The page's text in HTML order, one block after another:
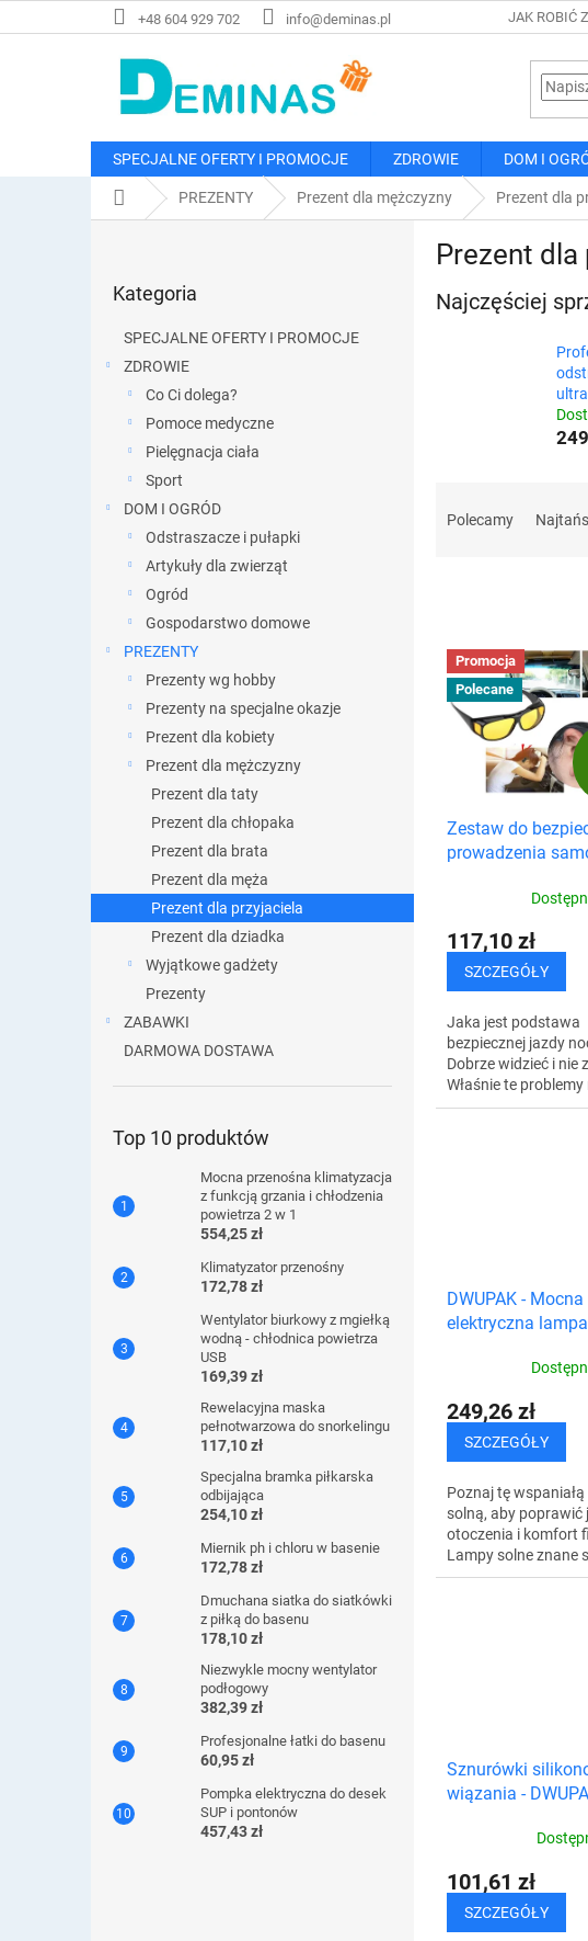
do
+48 604 929 702 info@deminas.pl JAK ROBIĆ
SPECJALNE OFERTY I PROMOCJE ZDROWIE DOM I
Home PREZENTY Prezent dla mężczyzny Prezent dla
kategorie
Kategoria
SPECJALNE OFERTY I PROMOCJE
ZDROWIE
Co Ci dolega?
Pomoce medyczne
Pielęgnacja ciała
Sport
DOM I OGRÓD
Odstraszacze i pułapki
Artykuły dla zwierząt
Ogród
Gospodarstwo domowe
PREZENTY
Prezenty wg hobby
Prezenty na specjalne okazje
Prezent dla kobiety
Prezent dla mężczyzny
Prezent dla taty
Prezent dla chłopaka
Prezent dla brata
Prezent dla męża
Prezent dla przyjaciela
Prezent dla dziadka
Wyjątkowe gadżety
Prezenty
ZABAWKI
DARMOWA DOSTAWA
Top 10 produktów
Mocna przenośna klimatyzacja
z funkcją grzania i chłodzenia
powietrza 2 w 1
554,25 zł
Klimatyzator przenośny
172,78 zł
Wentylator biurkowy z mgiełką
wodną - chłodnica powietrza
USB
169,39 zł
Rewelacyjna maska ​​
pełnotwarzowa do snorkelingu
117,10 zł
Specjalna bramka piłkarska
odbijająca
254,10 zł
Miernik ph i chloru w basenie
172,78 zł
Dmuchana siatka do siatkówki
z piłką do basenu
178,10 zł
Niezwykle mocny wentylator
podłogowy
382,39 zł
Profesjonalne łatki do basenu
60,95 zł
Pompka elektryczna do desek
SUP i pontonów
457,43 zł
Prezent dla
Najczęściej
w
Polecamy
Promocja
Polecane
Zestaw do
prowadzenia
117,10 zł
SZCZEGÓŁY
Jaka jest podstawa
bezpiecznej jazdy
Dobrze widzieć i nie
Właśnie te
ten ekskluzywny
DWUPAK - Mocna
elektryczna
249,26 zł
SZCZEGÓŁY
Poznaj tę
solną, aby poprawić
otoczenia i komfort
Lampy solne znane
dobroczynnego
Sznurówki
wiązania -
101,61 zł
SZCZEGÓŁY